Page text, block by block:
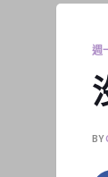
週
BY